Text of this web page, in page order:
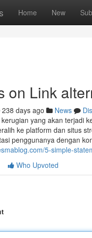
Home New
on Link
238 days ago News
yang akan terjadi
ke platform dan situs
penggunanya dengan
5-simple-
Who Upvoted